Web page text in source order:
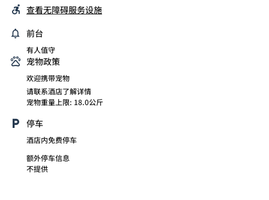
查看无障碍服务设施
前台
有人值守
宠物政策
欢迎携带宠物
请联系酒店了解详情
宠物重量上限: 18.0公斤
停车
酒店内免费停车
额外停车信息
不提供